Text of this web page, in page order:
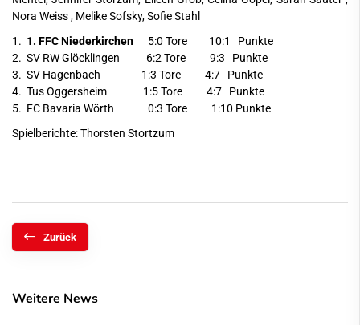
Nora Weiss , Melike Sofsky, Sofie Stahl
1. 1. FFC Niederkirchen 5:0 Tore 10:1 Punkte
2. SV RW Glöcklingen 6:2 Tore 9:3 Punkte
3. SV Hagenbach 1:3 Tore 4:7 Punkte
4. Tus Oggersheim 1:5 Tore 4:7 Punkte
5. FC Bavaria Wörth 0:3 Tore 1:10 Punkte
Spielberichte: Thorsten Stortzum
Zurück
Weitere News